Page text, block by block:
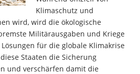
Klimaschutz und
wird, wird die ökologische
Militärausgaben und Kriege
für die globale Klimakrise
Staaten die Sicherung
und verschärfen damit die